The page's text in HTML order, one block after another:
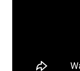
SULTRA